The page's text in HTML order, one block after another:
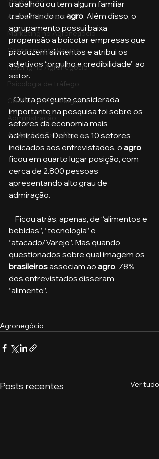
Aula no Metaverso
Marketing no Agronegócio
Confinamento Bovino
Holding no Agronegócio
Psicologia de tráfego
Gestão do Agronegócio
Administração
Avaliações Psicológicas
trabalhou ou tem algum familiar
trabalhando no agro. Além disso, o
agrupamento possui baixa
propensão a boicotar empresas que
produzem alimentos e atribui os
adjetivos “orgulho e credibilidade” ao
setor.
   Outra pergunta considerada
importante na pesquisa foi sobre os
setores da economia mais
admirados. Dentre os 10 setores
indicados aos entrevistados, o agro
ficou em quarto lugar posição, com
cerca de 2.800 pessoas
apresentando alto grau de
admiração.
bebidas”, “tecnologia” e
“atacado/Varejo”. Mas quando
questionados sobre qual imagem os
brasileiros associam ao agro, 78%
dos entrevistados disseram
“alimento”.
Agronegócio
Posts recentes Ver tudo